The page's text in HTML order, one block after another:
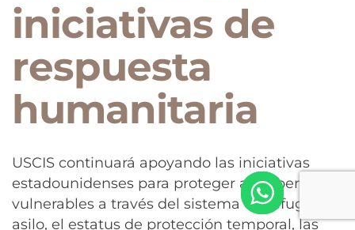
iniciativas de
respuesta
humanitaria
USCIS continuará apoyando las iniciativas
estadounidenses para proteger a las personas
vulnerables a través del sistema de refugio y
asilo, el estatus de protección temporal, las